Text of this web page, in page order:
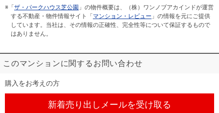
※「 ザ・パークハウス芝公園 」の物件概要は、（株）ワンノブアカインドが運営
する不動産・物件情報サイト「 マンション・レビュー 」の情報を元にご提供
しています。当社は、その情報の正確性、完全性等について保証するもので
はありません。
このマンションに関するお問い合わせ
購入をお考えの方
新着売り出しメールを受け取る